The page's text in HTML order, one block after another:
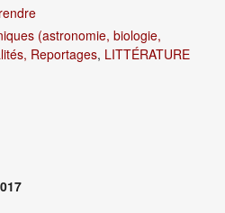
(astronomie, biologie,
Reportages, LITTÉRATURE